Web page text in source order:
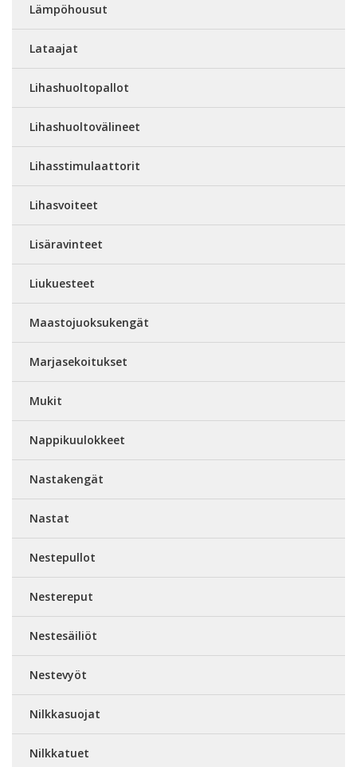
Lämpöhousut
Lataajat
Lihashuoltopallot
Lihashuoltovälineet
Lihasstimulaattorit
Lihasvoiteet
Lisäravinteet
Liukuesteet
Maastojuoksukengät
Marjasekoitukset
Mukit
Nappikuulokkeet
Nastakengät
Nastat
Nestepullot
Nestereput
Nestesäiliöt
Nestevyöt
Nilkkasuojat
Nilkkatuet